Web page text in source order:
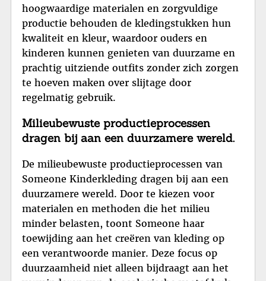
hoogwaardige materialen en zorgvuldige
productie behouden de kledingstukken hun
kwaliteit en kleur, waardoor ouders en
kinderen kunnen genieten van duurzame en
prachtig uitziende outfits zonder zich zorgen
te hoeven maken over slijtage door
regelmatig gebruik.
Milieubewuste productieprocessen
dragen bij aan een duurzamere wereld.
De milieubewuste productieprocessen van
Someone Kinderkleding dragen bij aan een
duurzamere wereld. Door te kiezen voor
materialen en methoden die het milieu
minder belasten, toont Someone haar
toewijding aan het creëren van kleding op
een verantwoorde manier. Deze focus op
duurzaamheid niet alleen bijdraagt aan het